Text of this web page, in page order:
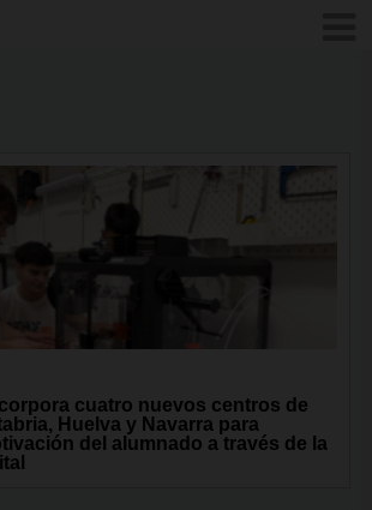
cuatro nuevos centros de
Huelva y Navarra para
del alumnado a través de la